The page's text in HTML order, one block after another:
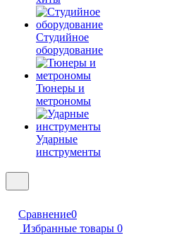
Студийное
оборудование
Тюнеры и
метрономы
Ударные
инструменты
Сравнение0
Избранные товары 0